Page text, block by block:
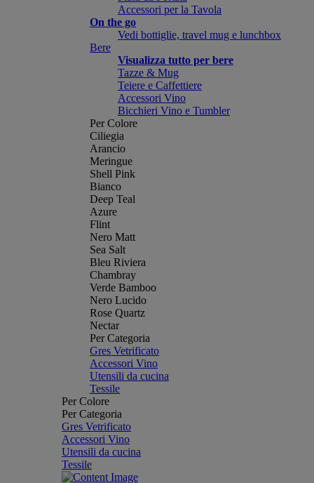
Accessori per la Tavola
On the go
Vedi bottiglie, travel mug e lunchbox
Bere
Visualizza tutto per bere
Tazze & Mug
Teiere e Caffettiere
Accessori Vino
Bicchieri Vino e Tumbler
Per Colore
Ciliegia
Arancio
Meringue
Shell Pink
Bianco
Deep Teal
Azure
Flint
Nero Matt
Sea Salt
Bleu Riviera
Chambray
Verde Bamboo
Nero Lucido
Rose Quartz
Nectar
Per Categoria
Gres Vetrificato
Accessori Vino
Utensili da cucina
Tessile
Per Colore
Per Categoria
Gres Vetrificato
Accessori Vino
Utensili da cucina
Tessile